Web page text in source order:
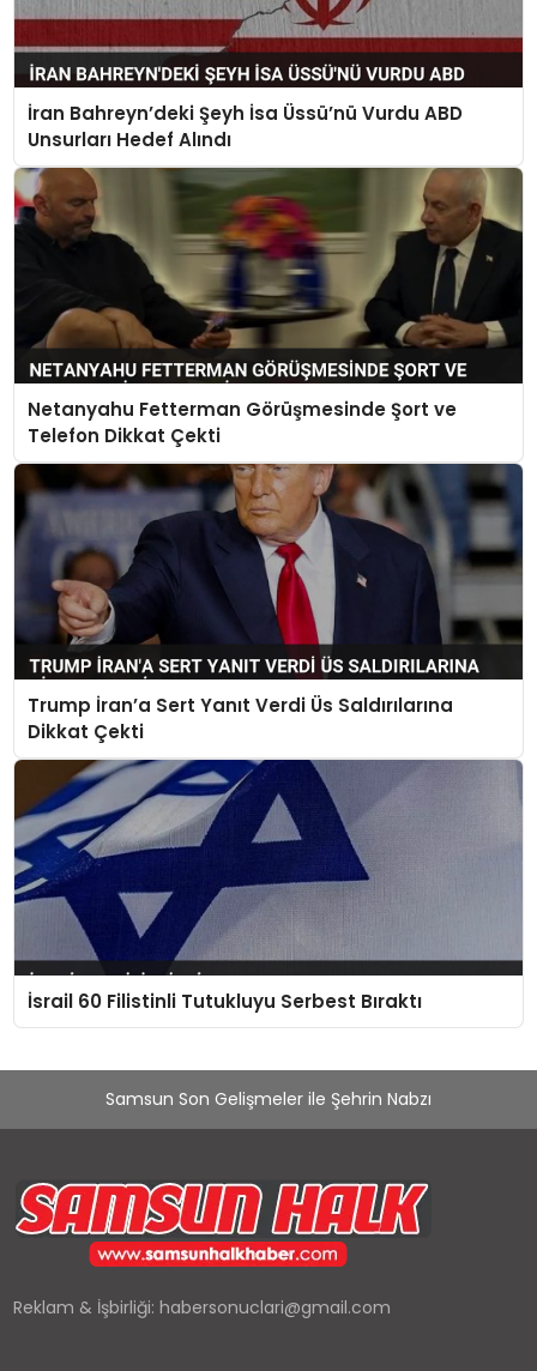
İran Bahreyn’deki Şeyh İsa Üssü’nü Vurdu ABD
Unsurları Hedef Alındı
Netanyahu Fetterman Görüşmesinde Şort ve
Telefon Dikkat Çekti
Trump İran’a Sert Yanıt Verdi Üs Saldırılarına
Dikkat Çekti
İsrail 60 Filistinli Tutukluyu Serbest Bıraktı
Samsun Son Gelişmeler ile Şehrin Nabzı
Reklam & İşbirliği:habersonuclari@gmail.com